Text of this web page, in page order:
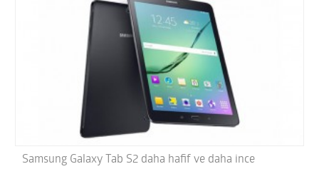
Samsung Galaxy Tab S2 daha hafif ve daha ince